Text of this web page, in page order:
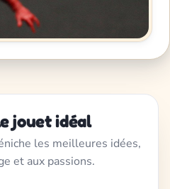
jouet idéal
les meilleures idées,
et aux passions.